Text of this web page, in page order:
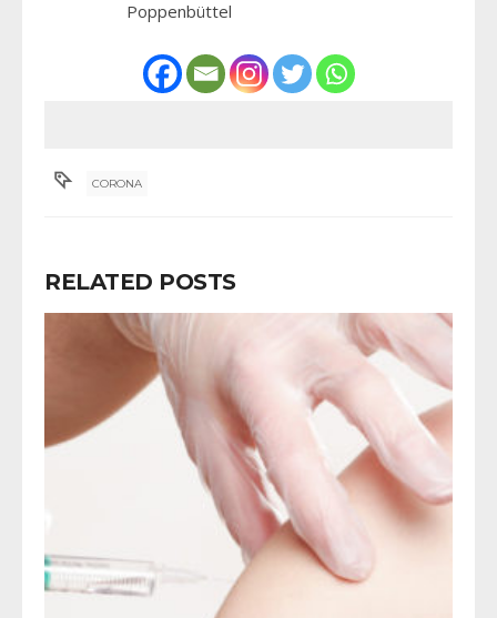
Poppenbüttel
CORONA
RELATED POSTS